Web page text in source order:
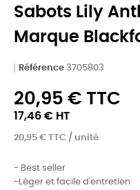
Sabots Lily
Marque
Référence 3705803
20,95 € TTC
17,46 € HT
20,95 € TTC / unité
- Best seller
-Léger et facile d'entretien